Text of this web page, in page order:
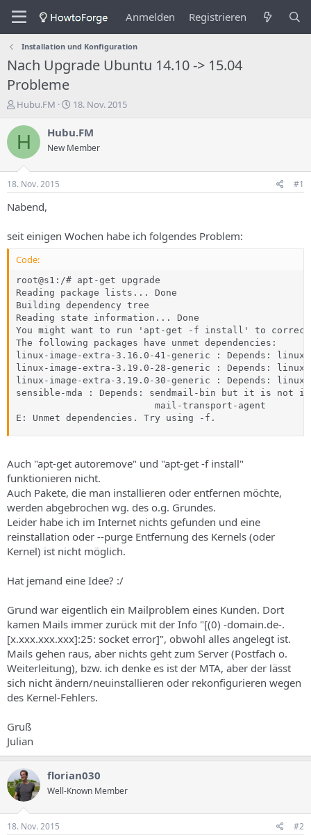
Anmelden Registrieren
Installation und Konfiguration
Nach Upgrade Ubuntu 14.10 -> 15.04
Probleme
E
s
e
e
r
s
T
h
e
m
a
s
Hubu.FM
E
s
e
d
m
18. Nov. 2015
H Hubu.FM
New Member
18. Nov. 2015 #1
Nabend,
seit einigen Wochen habe ich folgendes Problem:
Code:
root@s1:/# apt-get upgrade
Reading package lists... Done
Building dependency tree
Reading state information... Done
You might want to run 'apt-get -f install' to
The following packages have unmet dependencies:
linux-image-extra-3.16.0-41-generic : Depends:
linux-image-extra-3.19.0-28-generic : Depends:
linux-image-extra-3.19.0-30-generic : Depends:
sensible-mda : Depends: sendmail-bin but it is not
                         mail-transport-agent
E: Unmet dependencies. Try using -f.
Auch "apt-get autoremove" und "apt-get -f install"
funktionieren nicht.
Auch Pakete, die man installieren oder entfernen möchte,
werden abgebrochen wg. des o.g. Grundes.
Leider habe ich im Internet nichts gefunden und eine
reinstallation oder --purge Entfernung des Kernels (oder
Kernel) ist nicht möglich.
Hat jemand eine Idee? :/
Grund war eigentlich ein Mailproblem eines Kunden. Dort
kamen Mails immer zurück mit der Info "[(0) -domain.de-.
[x.xxx.xxx.xxx]:25: socket error]", obwohl alles angelegt ist.
Mails gehen raus, aber nichts geht zum Server (Postfach o.
Weiterleitung), bzw. ich denke es ist der MTA, aber der lässt
sich nicht ändern/neuinstallieren oder rekonfigurieren wegen
des Kernel-Fehlers.
Gruß
Julian
florian030
Well-Known Member
18. Nov. 2015 #2